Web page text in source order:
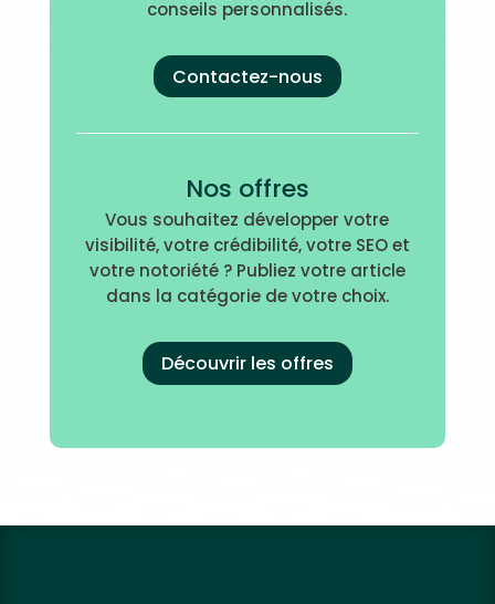
conseils personnalisés.
Contactez-nous
Nos offres
Vous souhaitez développer votre
visibilité, votre crédibilité, votre SEO et
votre notoriété ? Publiez votre article
dans la catégorie de votre choix.
Découvrir les offres